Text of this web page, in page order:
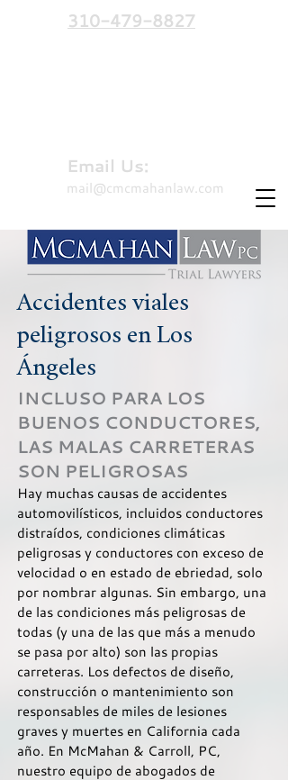
Email Us:
mail@cmcmahanlaw.com
310-479-8827
Accidentes viales
peligrosos en Los
Ángeles
INCLUSO PARA LOS
BUENOS CONDUCTORES,
LAS MALAS CARRETERAS
SON PELIGROSAS
Hay muchas causas de accidentes
automovilísticos, incluidos conductores
distraídos, condiciones climáticas
peligrosas y conductores con exceso de
velocidad o en estado de ebriedad, solo
por nombrar algunas. Sin embargo, una
de las condiciones más peligrosas de
todas (y una de las que más a menudo
se pasa por alto) son las propias
carreteras. Los defectos de diseño,
construcción o mantenimiento son
responsables de miles de lesiones
graves y muertes en California cada
año. En McMahan & Carroll, PC,
nuestro equipo de abogados de